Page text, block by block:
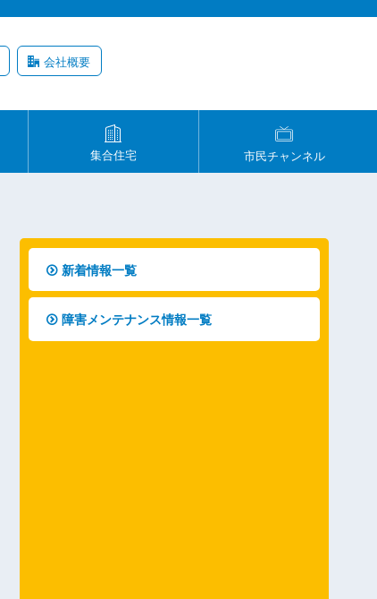
会社概要
集合住宅 市民チャンネル
新着情報一覧
障害メンテナンス情報一覧